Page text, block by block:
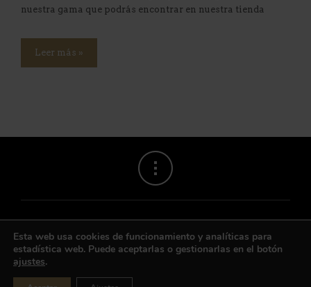
nuestra gama que podrás encontrar en nuestra tienda
Leer más »
© Bodega Ntra. Sra. del Romero S.C.
Esta web usa cookies de funcionamiento y analíticas para
estadística web. Puede aceptarlas o gestionarlas en el botón
ajustes.